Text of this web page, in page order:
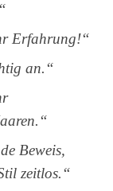
Erfahrung!“
an.“
Beweis,
zeitlos.“